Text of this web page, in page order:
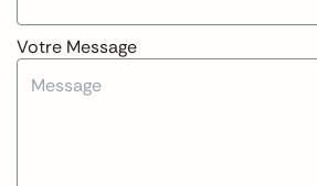
Votre Message